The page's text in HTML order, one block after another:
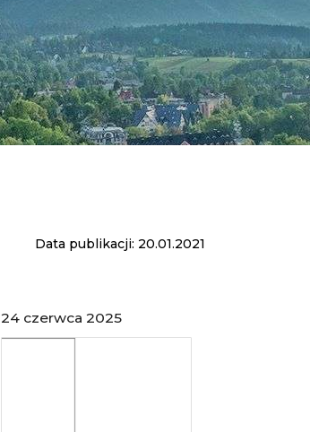
Data publikacji: 20.01.2021
24 czerwca 2025